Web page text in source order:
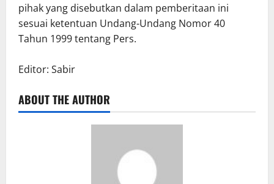
pihak yang disebutkan dalam pemberitaan ini
sesuai ketentuan Undang-Undang Nomor 40
Tahun 1999 tentang Pers.
Editor: Sabir
ABOUT THE AUTHOR